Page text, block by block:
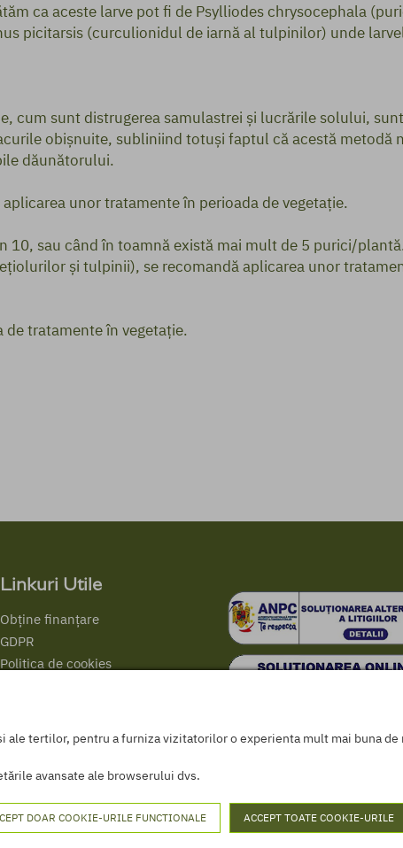
ca aceste larve pot fi de Psylliodes chrysocephala
picitarsis (curculionidul de iarnă al tulpinilor) unde
cum sunt distrugerea samulastrei și lucrările solului,
obișnuite, subliniind totuși faptul că acestă metodă
dăunătorului.
unor tratamente în perioada de vegetație.
10, sau când în toamnă există mai mult de 5 purici/
și tulpinii), se recomandă aplicarea unor
tratamente în vegetație.
Linkuri Utile
Obține finanțare
GDPR
Politica de cookies
Certificat comercializare PPP
© 2026 Agricover - Toate
tertilor, pentru a furniza vizitatorilor o experienta mult mai buna de
avansate ale browserului dvs.
DOAR COOKIE-URILE FUNCTIONALE ACCEPT TOATE COOKIE-URILE